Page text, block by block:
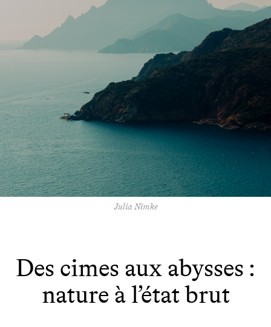
Julia Nimke
Des cimes aux abysses :
nature à l’état brut